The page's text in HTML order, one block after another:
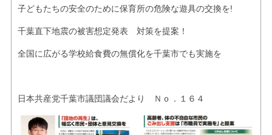
リンク
子どもたちの安全のために保育所の危険な遊具の交換を!
千葉直下地震の被害想定発表 対策を提案！
全国に広がる学校給食費の無償化を千葉市でも実施を
日本共産党千葉市議団議会だより Ｎｏ．１６４